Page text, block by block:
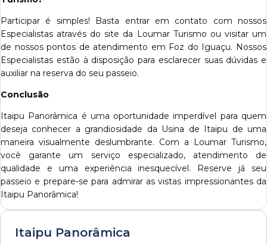
Participar é simples! Basta entrar em contato com nossos
Especialistas através do site da Loumar Turismo ou visitar um
de nossos pontos de atendimento em Foz do Iguaçu. Nossos
Especialistas estão à disposição para esclarecer suas dúvidas e
auxiliar na reserva do seu passeio.
Conclusão
Itaipu Panorâmica é uma oportunidade imperdível para quem
deseja conhecer a grandiosidade da Usina de Itaipu de uma
maneira visualmente deslumbrante. Com a Loumar Turismo,
você garante um serviço especializado, atendimento de
qualidade e uma experiência inesquecível. Reserve já seu
passeio e prepare-se para admirar as vistas impressionantes da
Itaipu Panorâmica!
Itaipu Panorâmica